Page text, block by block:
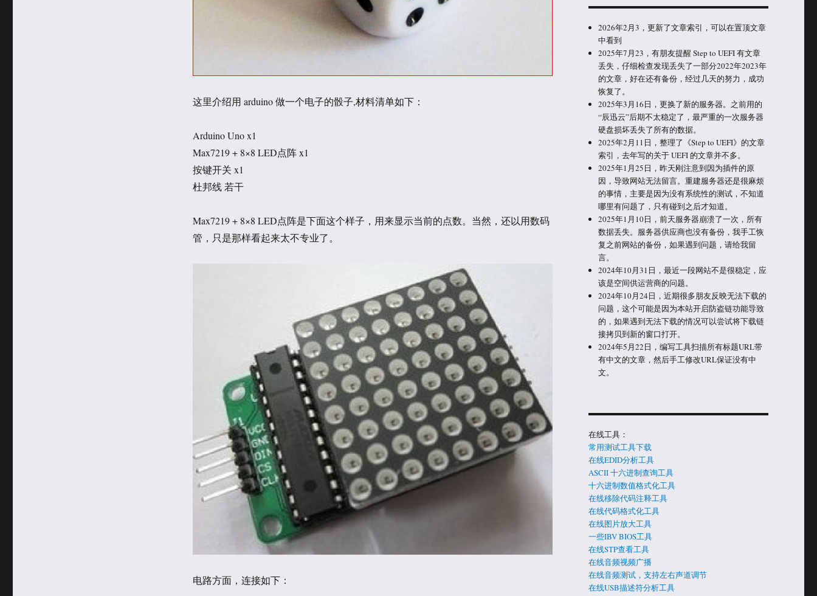
这里介绍用 arduino 做一个电子的骰子,材料清单如下：
Arduino Uno x1
Max7219 + 8×8 LED点阵 x1
按键开关 x1
杜邦线 若干
Max7219 + 8×8 LED点阵是下面这个样子，用来显示当前的点数。当然，还以用数码
管，只是那样看起来太不专业了。
电路方面，连接如下：
2026年2月3，更新了文章索引，可以在置顶文章
中看到
2025年7月23，有朋友提醒 Step to UEFI 有文章
丢失，仔细检查发现丢失了一部分2022年2023年
的文章，好在还有备份，经过几天的努力，成功
恢复了。
2025年3月16日，更换了新的服务器。之前用的
“辰迅云”后期不太稳定了，最严重的一次服务器
硬盘损坏丢失了所有的数据。
2025年2月11日，整理了《Step to UEFI》的文章
索引，去年写的关于 UEFI 的文章并不多。
2025年1月25日，昨天刚注意到因为插件的原
因，导致网站无法留言。重建服务器还是很麻烦
的事情，主要是因为没有系统性的测试，不知道
哪里有问题了，只有碰到之后才知道。
2025年1月10日，前天服务器崩溃了一次，所有
数据丢失。服务器供应商也没有备份，我手工恢
复之前网站的备份，如果遇到问题，请给我留
言。
2024年10月31日，最近一段网站不是很稳定，应
该是空间供运营商的问题。
2024年10月24日，近期很多朋友反映无法下载的
问题，这个可能是因为本站开启防盗链功能导致
的，如果遇到无法下载的情况可以尝试将下载链
接拷贝到新的窗口打开。
2024年5月22日，编写工具扫描所有标题URL带
有中文的文章，然后手工修改URL保证没有中
文。
在线工具：
常用测试工具下载
在线EDID分析工具
ASCII 十六进制查询工具
十六进制数值格式化工具
在线移除代码注释工具
在线代码格式化工具
在线图片放大工具
一些IBV BIOS工具
在线STP查看工具
在线音频视频广播
在线音频测试，支持左右声道调节
在线USB描述符分析工具